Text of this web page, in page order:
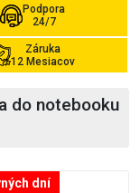
Podpora
24/7
Záruka
12 Mesiacov
do notebooku
dní